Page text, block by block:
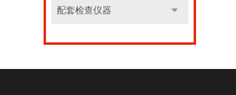
配套检查仪器